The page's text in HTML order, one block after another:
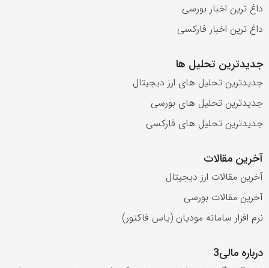
داغ ترین اخبار بورسی
داغ ترین اخبار فارکسی
جدیدترین تحلیل ها
جدیدترین تحلیل های ارز دیجیتال
جدیدترین تحلیل های بورسی
جدیدترین تحلیل های فارکسی
آخرین مقالات
آخرین مقالات ارز دیجیتال
آخرین مقالات بورسی
نرم افزار سامانه مودیان (یاس فاکتور)
درباره مالی3